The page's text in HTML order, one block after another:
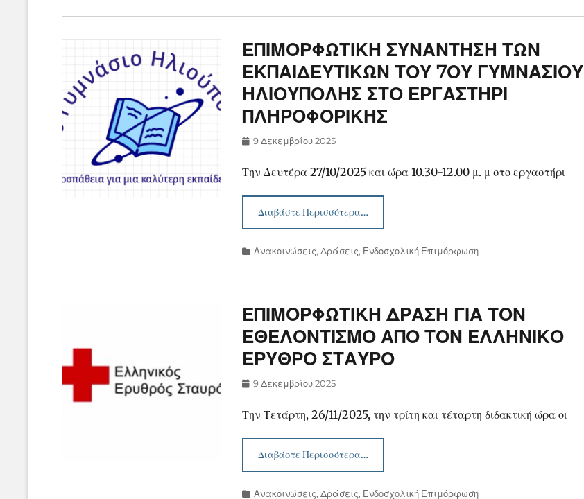
ΕΠΙΜΟΡΦΩΤΙΚΗ ΣΥΝΑΝΤΗΣΗ ΤΩΝ
ΕΚΠΑΙΔΕΥΤΙΚΩΝ ΤΟΥ 7ΟΥ ΓΥΜΝΑΣΙΟΥ
ΗΛΙΟΥΠΟΛΗΣ ΣΤΟ ΕΡΓΑΣΤΗΡΙ
ΠΛΗΡΟΦΟΡΙΚΗΣ
Posted
9 Δεκεμβρίου 2025
Την Δευτέρα 27/10/2025 και ώρα 10.30-12.00 μ. μ στο εργαστήρι
Διαβάστε Περισσότερα…
Categories
Ανακοινώσεις,Δράσεις, Ενδοσχολική Επιμόρφωση
ΕΠΙΜΟΡΦΩΤΙΚΗ ΔΡΑΣΗ ΓΙΑ ΤΟΝ
ΕΘΕΛΟΝΤΙΣΜΟ ΑΠΟ ΤΟΝ ΕΛΛΗΝΙΚΟ
ΕΡΥΘΡΟ ΣΤΑΥΡΟ
Posted
9 Δεκεμβρίου 2025
Την Τετάρτη, 26/11/2025, την τρίτη και τέταρτη διδακτική ώρα οι
Διαβάστε Περισσότερα…
Categories
Ανακοινώσεις,Δράσεις, Ενδοσχολική Επιμόρφωση